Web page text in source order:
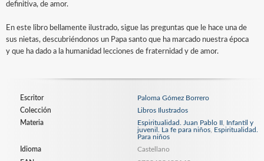
definitiva, de amor.
En este libro bellamente ilustrado, sigue las preguntas que le hace una de
sus nietas, descubriéndonos un Papa santo que ha marcado nuestra época
y que ha dado a la humanidad lecciones de fraternidad y de amor.
Escritor
Paloma Gómez Borrero
Colección
Libros Ilustrados
Materia
Espiritualidad. Juan Pablo II, Infantil y
juvenil. La fe para niños, Espiritualidad.
Para niños
Idioma
Castellano